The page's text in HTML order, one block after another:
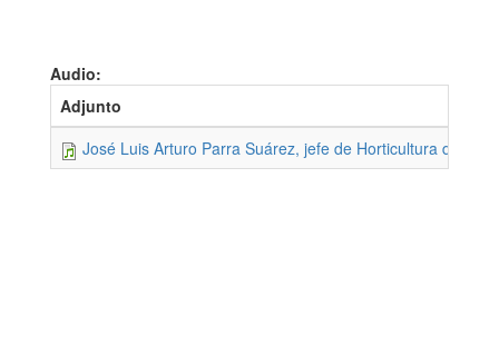
Audio:
Adjunto
José Luis Arturo Parra Suárez, jefe de Horticultura del